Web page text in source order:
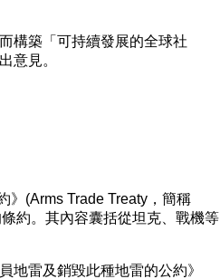
構築「可持續發展的全球社
意見。
》(Arms Trade Treaty，簡稱
約。其內容囊括從坦克、戰機等
地雷及銷毀此種地雷的公約》